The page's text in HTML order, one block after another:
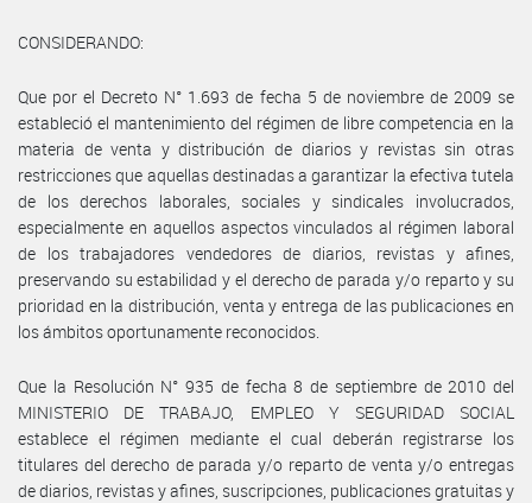
CONSIDERANDO:
Que por el Decreto N° 1.693 de fecha 5 de noviembre de 2009 se
estableció el mantenimiento del régimen de libre competencia en la
materia de venta y distribución de diarios y revistas sin otras
restricciones que aquellas destinadas a garantizar la efectiva tutela
de los derechos laborales, sociales y sindicales involucrados,
especialmente en aquellos aspectos vinculados al régimen laboral
de los trabajadores vendedores de diarios, revistas y afines,
preservando su estabilidad y el derecho de parada y/o reparto y su
prioridad en la distribución, venta y entrega de las publicaciones en
los ámbitos oportunamente reconocidos.
Que la Resolución N° 935 de fecha 8 de septiembre de 2010 del
MINISTERIO DE TRABAJO, EMPLEO Y SEGURIDAD SOCIAL
establece el régimen mediante el cual deberán registrarse los
titulares del derecho de parada y/o reparto de venta y/o entregas
de diarios, revistas y afines, suscripciones, publicaciones gratuitas y